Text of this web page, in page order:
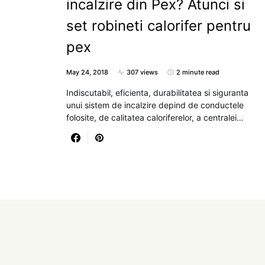
incalzire din Pex? Atunci si
set robineti calorifer pentru
pex
May 24, 2018 307 views 2 minute read
Indiscutabil, eficienta, durabilitatea si siguranta
unui sistem de incalzire depind de conductele
folosite, de calitatea caloriferelor, a centralei…